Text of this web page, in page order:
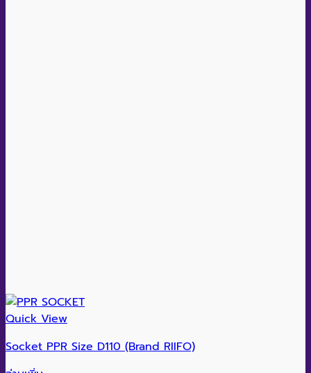
Quick View
Socket PPR Size D110 (Brand RIIFO)